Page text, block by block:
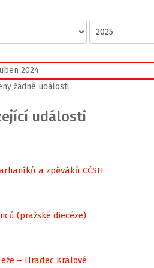
2024
žádné události
události
a zpěváků CČSH
(pražské diecéze)
– Hradec Králové